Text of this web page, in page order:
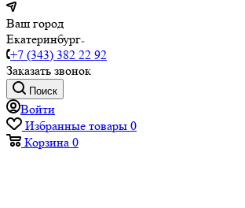
Ваш город
Екатеринбург
+7 (343) 382 22 92
Заказать звонок
Поиск
Войти
Избранные товары 0
Корзина 0